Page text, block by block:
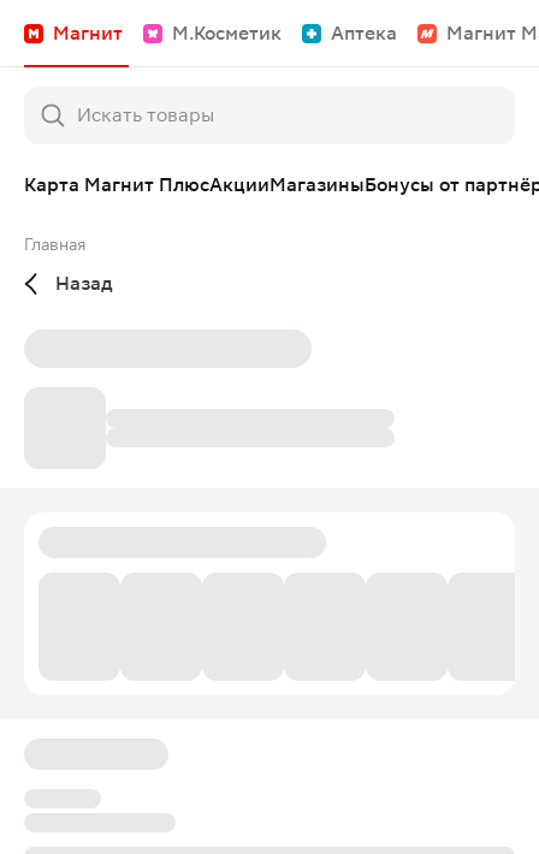
Магнит М.Косметик Аптека Магнит
Карта Магнит ПлюсАкцииМагазиныБонусы от
Главная
Назад